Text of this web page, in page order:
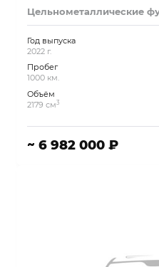
Цельнометаллические
Год выпуска
2022 г.
Пробег
1000 км.
Объём
2179 см3
~ 6 982 000 ₽